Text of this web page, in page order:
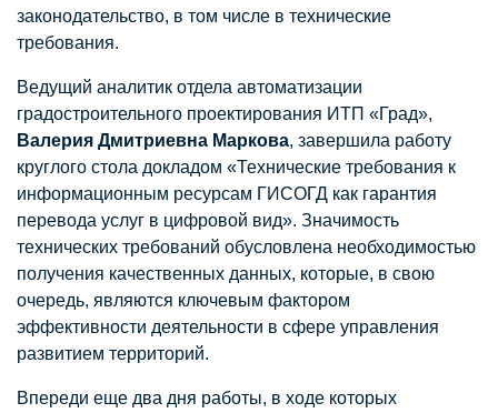
законодательство, в том числе в технические
требования.
Ведущий аналитик отдела автоматизации
градостроительного проектирования ИТП «Град»,
Валерия Дмитриевна Маркова, завершила работу
круглого стола докладом «Технические требования к
информационным ресурсам ГИСОГД как гарантия
перевода услуг в цифровой вид». Значимость
технических требований обусловлена необходимостью
получения качественных данных, которые, в свою
очередь, являются ключевым фактором
эффективности деятельности в сфере управления
развитием территорий.
Впереди еще два дня работы, в ходе которых